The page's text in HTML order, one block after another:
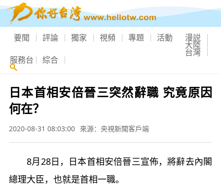
要聞 評論 獨家 視頻 專題 活動 漫説
大陸
台灣
服務台 綜合
日本首相安倍晉三突然辭職 究竟原因
何在？
2020-08-31 08:03:00 來源：央視新聞客戶端
8月28日，日本首相安倍晉三宣佈，將辭去內閣
總理大臣，也就是首相一職。